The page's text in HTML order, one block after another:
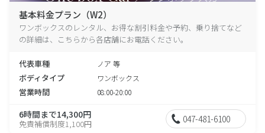
基本料金プラン（W2）
ワンボックスのレンタル、お得な割引料金や予約、乗り捨てなど
の詳細は、こちらから各店舗にお電話ください。
代表車種 ノア 等
ボディタイプ ワンボックス
営業時間 08:00-20:00
6時間まで14,300円
免責補償制度1,100円 047-481-6100